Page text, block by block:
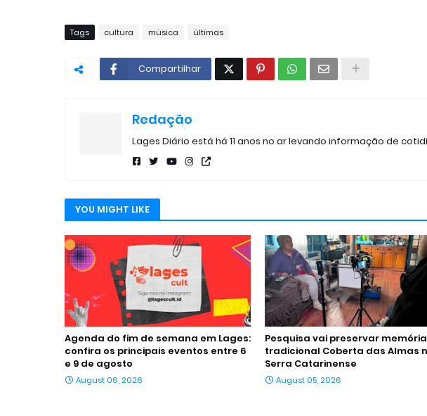
Tags cultura música últimas
Compartilhar
Redação
Lages Diário está há 11 anos no ar levando informação de
YOU MIGHT LIKE
Agenda do fim de semana em Lages:
confira os principais eventos entre 6
e 9 de agosto
August 06, 2026
Pesquisa vai preservar
tradicional Coberta das Almas
Serra Catarinense
August 05, 2026